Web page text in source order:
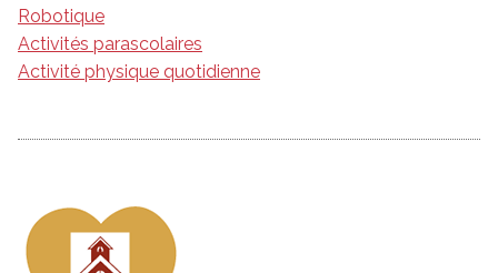
Robotique
Activités parascolaires
Activité physique quotidienne